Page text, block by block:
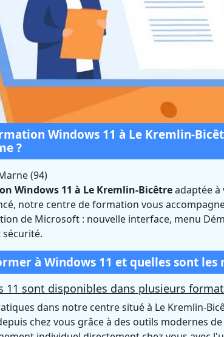
Windows 11 à
Bicêtre (Val-de-
Certifié Qualiopi et éligible CPF
Windows 11 à Le Kremlin-
?
(94)
Windows 11 à Le Kremlin-Bicêtreadaptée à
notre centre de formation vous
de Microsoft : nouvelle interface, menu
à Windows 11 et quelles sont les
11 sont disponibles dans plusieurs
dans notre centre situé à Le Kremlin-
chez vous grâce à des outils modernes